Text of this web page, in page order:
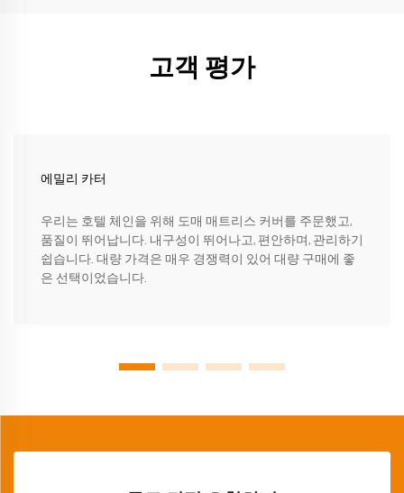
고객 평가
에밀리 카터
우리는 호텔 체인을 위해 도매 매트리스 커버를 주문했고,
품질이 뛰어납니다. 내구성이 뛰어나고, 편안하며, 관리하기
쉽습니다. 대량 가격은 매우 경쟁력이 있어 대량 구매에 좋
은 선택이었습니다.